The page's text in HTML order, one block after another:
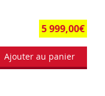
5 999,00€
Ajouter au panier